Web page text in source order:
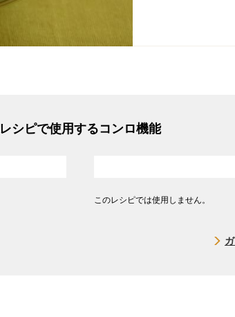
レシピで使用するコンロ機能
このレシピでは使用しません。